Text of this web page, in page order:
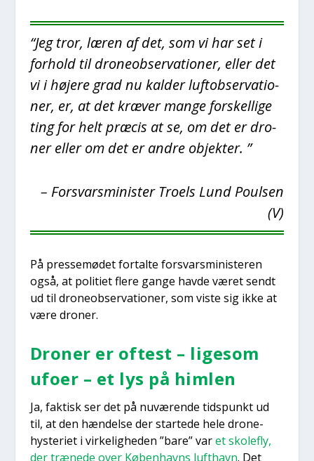
“Jeg tror, læren af det, som vi har set i
for­hold til dro­neob­ser­va­tio­ner, eller det
vi i høje­re grad nu kal­der luf­tob­ser­va­tio­
ner, er, at det kræ­ver man­ge for­skel­li­ge
ting for helt præ­cis at se, om det er dro­
ner eller om det er andre objek­ter. ”
– For­svars­mi­ni­ster Tro­els Lund Poul­sen
(V)
På pres­se­mø­det for­tal­te for­svars­mi­ni­ste­ren
også, at poli­ti­et fle­re gan­ge hav­de været sendt
ud til dro­neob­ser­va­tio­ner, som viste sig ikke at
være dro­ner.
Dro­ner er oftest – lige­som
ufo­er – et lys på him­len
Ja, fak­tisk ser det på nuvæ­ren­de tids­punkt ud
til, at den hæn­del­se der star­te­de hele dro­ne­
hyste­ri­et i vir­ke­lig­he­den ”bare” varet sko­le­fly,
der træ­ne­de over Køben­havns luft­havn. Det